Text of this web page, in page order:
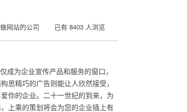
做网站的公司 已有 8403 人浏览
为企业宣传产品和服务的窗口，
思精巧的广告则能让人欣然接受，
你的企业。二十一世纪的到来，为
上乘的策划将会为您的企业插上有